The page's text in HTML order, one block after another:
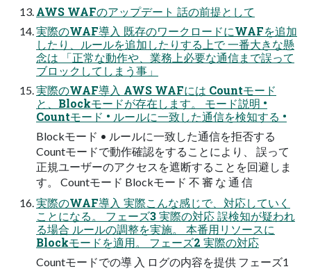
AWS WAFのアップデート 話の前提として
実際のWAF導⼊ 既存のワークロードにWAFを追加
したり、ルールを追加したりする上で ⼀番⼤きな懸
念は 「正常な動作や、業務上必要な通信まで誤って
ブロックしてしまう事」
実際のWAF導⼊ AWS WAFには Countモード
と、Blockモードが存在します。 モード説明 •
Countモード • ルールに⼀致した通信を検知する •
Blockモード • ルールに⼀致した通信を拒否する
Countモードで動作確認をすることにより、 誤って
正規ユーザーのアクセスを遮断することを回避しま
す。 Countモード Blockモード 不 審 な 通 信
実際のWAF導⼊ 実際こんな感じで、対応していく
ことになる。 フェーズ3 実際の対応 誤検知が疑われ
る場合 ルールの調整を実施。 本番⽤リソースに
Blockモードを適⽤。 フェーズ2 実際の対応
Countモードでの導 ⼊ ログの内容を提供 フェーズ1